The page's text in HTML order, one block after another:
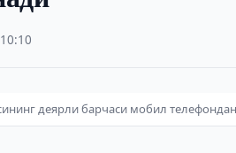
10:10
деярли барчаси мобил